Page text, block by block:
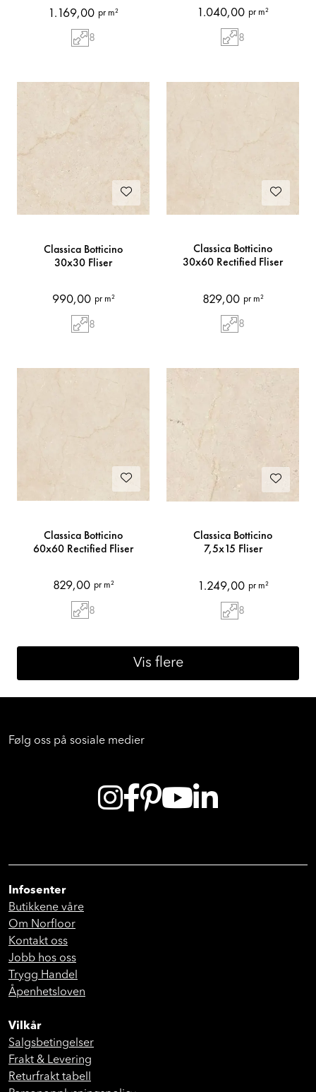
1.169,00 pr m²
8
1.040,00 pr m²
8
Classica Botticino
30x30 Fliser
990,00 pr m²
8
Classica Botticino
30x60 Rectified Fliser
829,00 pr m²
8
Classica Botticino
60x60 Rectified Fliser
829,00 pr m²
8
Classica Botticino
7,5x15 Fliser
1.249,00 pr m²
8
Vis flere
Følg oss på sosiale medier
Infosenter
Butikkene våre
Om Norfloor
Kontakt oss
Jobb hos oss
Trygg Handel
Åpenhetsloven
Vilkår
Salgsbetingelser
Frakt & Levering
Returfrakt tabell